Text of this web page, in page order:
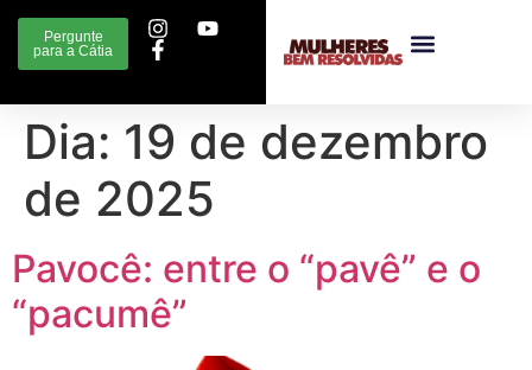
Pergunte
para a Cátia
Dia: 19 de dezembro
de 2025
Pavocê: entre o “pavê” e o
“pacumê”